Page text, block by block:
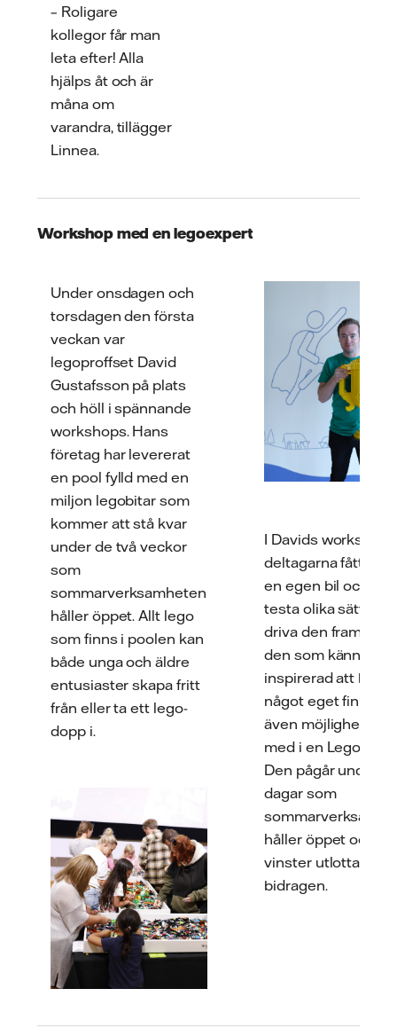
– Roligare
kollegor får man
leta efter! Alla
hjälps åt och är
måna om
varandra, tillägger
Linnea.
Workshop med en legoexpert
Under onsdagen och
torsdagen den första
veckan var
legoproffset David
Gustafsson på plats
och höll i spännande
workshops. Hans
företag har levererat
en pool fylld med en
miljon legobitar som
kommer att stå kvar
under de två veckor
som
sommarverksamheten
håller öppet. Allt lego
som finns i poolen kan
både unga och äldre
entusiaster skapa fritt
från eller ta ett lego-
dopp i.
I Davids workshop
deltagarna fått
en egen bil och
testa olika sätt att
driva den framåt.
den som känner
inspirerad att
något eget finns
även möjlighet att
med i en Lego-
Den pågår under
dagar som
håller öppet och
vinster utlottas
bidragen.